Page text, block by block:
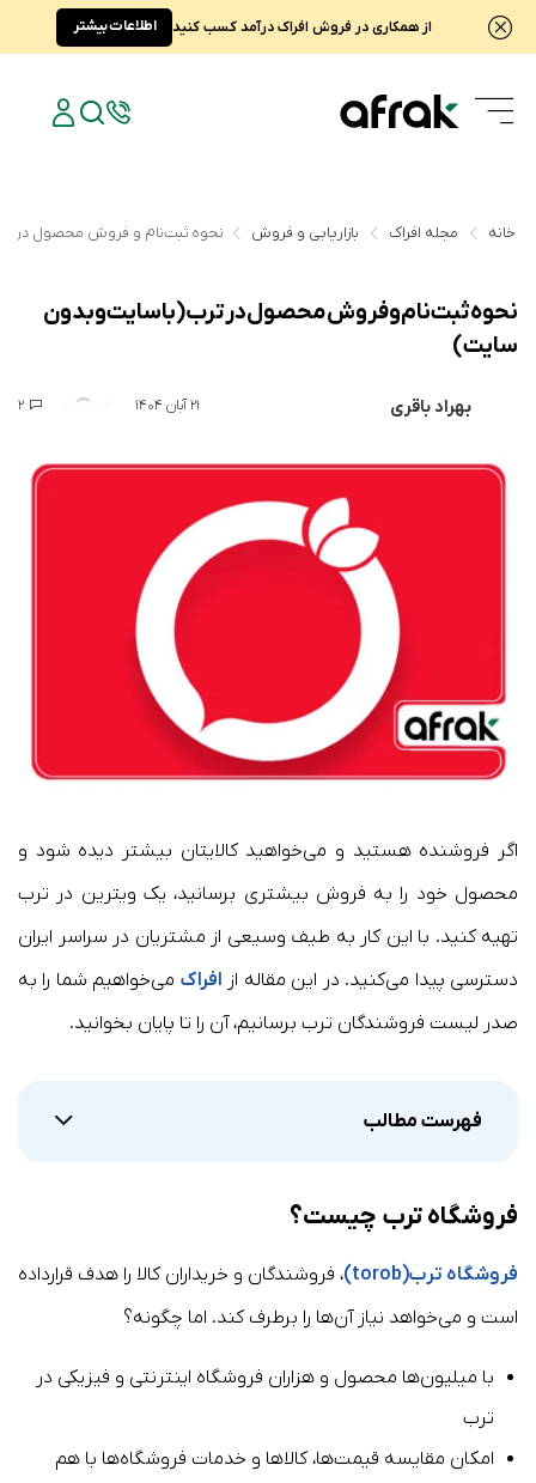
از همکاری در فروش افراک درآمد کسب کنید اطلاعات بیشتر
خانه مجله افراک بازاریابی و فروش نحوه ثبت‌نام و فروش محصول در
نحوه ثبت‌نام و فروش محصول در ترب (با سایت و بدون
سایت)
بهراد باقری 21 آبان 1404
اگر فروشنده هستید و می‌خواهید کالایتان بیشتر دیده شود و
محصول خود را به فروش بیشتری برسانید، یک ویترین در ترب
تهیه کنید. با این کار به طیف وسیعی از مشتریان در سراسر ایران
دسترسی پیدا می‌کنید. در این مقاله از افراک می‌خواهیم شما را به
صدر لیست فروشندگان ترب برسانیم، آن را تا پایان بخوانید.
فهرست مطالب
فروشگاه ترب چیست؟
فروشگاه ترب(torob)
، فروشندگان و خریداران کالا را هدف قرارداده
است و می‌خواهد نیاز آن‌ها را برطرف کند. اما چگونه؟
با میلیون‌ها محصول و هزاران فروشگاه اینترنتی و فیزیکی در
ترب
امکان مقایسه قیمت‌ها، کالاها و خدمات فروشگاه‌ها با هم